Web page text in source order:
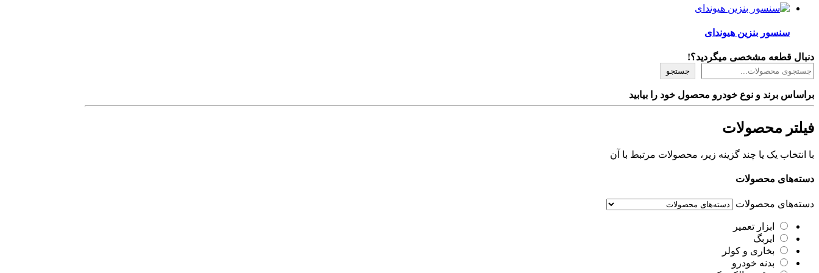
سنسور بنزین هیوندای
دنبال قطعه مشخصی میگردید؟!
جستجو
براساس برند و نوع خودرو محصول خود را بیابید
فیلتر محصولات
با انتخاب یک یا چند گزینه زیر، محصولات مرتبط با آن
دسته‌های محصولات
دسته‌های محصولات
ابزار تعمیر
ایربگ
بخاری و کولر
بدنه خودرو